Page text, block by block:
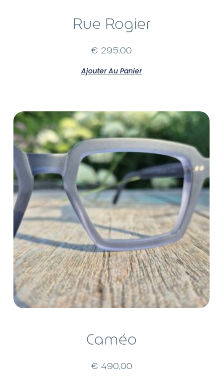
Rue Rogier
€ 295,00
Ajouter Au Panier
Caméo
€ 490,00